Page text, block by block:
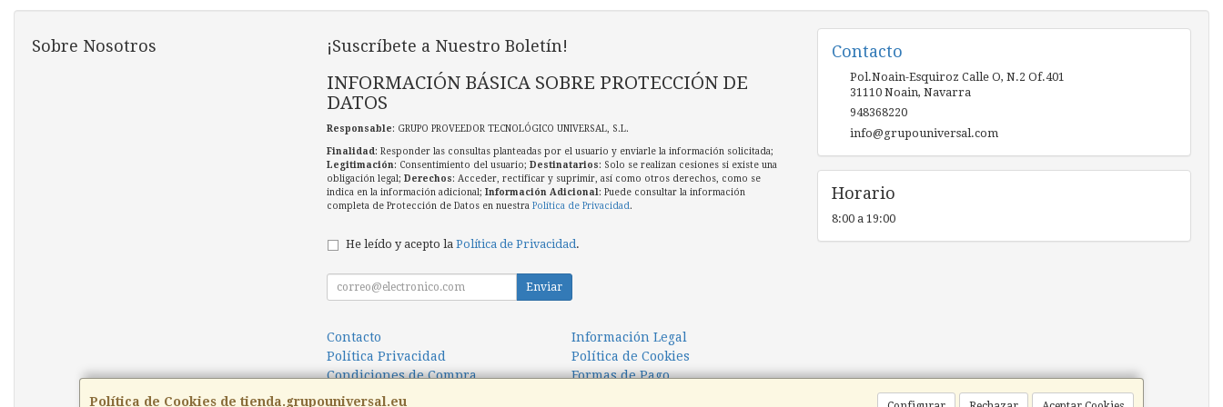
Política de Cookies de tienda.grupouniversal.eu
Sobre Nosotros ¡Suscríbete a Nuestro Boletín!
INFORMACIÓN BÁSICA SOBRE PROTECCIÓN DE
DATOS
Responsable: GRUPO PROVEEDOR TECNOLÓGICO UNIVERSAL, S.L.
Finalidad : Responder las consultas planteadas por el usuario y enviarle la información solicitada;
Legitimación: Consentimiento del usuario; Destinatarios: Solo se realizan cesiones si existe una
obligación legal; Derechos: Acceder, rectificar y suprimir, así como otros derechos, como se
indica en la información adicional; Información Adicional : Puede consultar la información
completa de Protección de Datos en nuestra Política de Privacidad .
He leído y acepto la Política de Privacidad.
Enviar
Contacto
Información Legal
Política Privacidad
Política de Cookies
Condiciones de Compra
Formas de Pago
Contacto
Pol.Noain-Esquiroz Calle O, N.2 Of.401
31110 Noain, Navarra
948368220
info@grupouniversal.com
Horario
8:00 a 19:00